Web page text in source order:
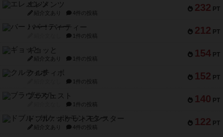
232 PT
エレメンツ
紹介文あり 4件の投稿
212 PT
バー！パーティー
1件の投稿
154 PT
ギョッと
紹介文あり 1件の投稿
152 PT
クルティボ
1件の投稿
140 PT
ブラヴェスト
1件の投稿
122 PT
ドブル：ポケットモンスター
紹介文あり 4件の投稿